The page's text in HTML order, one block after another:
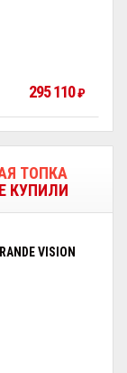
295 110₽
ТОПКА
КУПИЛИ
VISION